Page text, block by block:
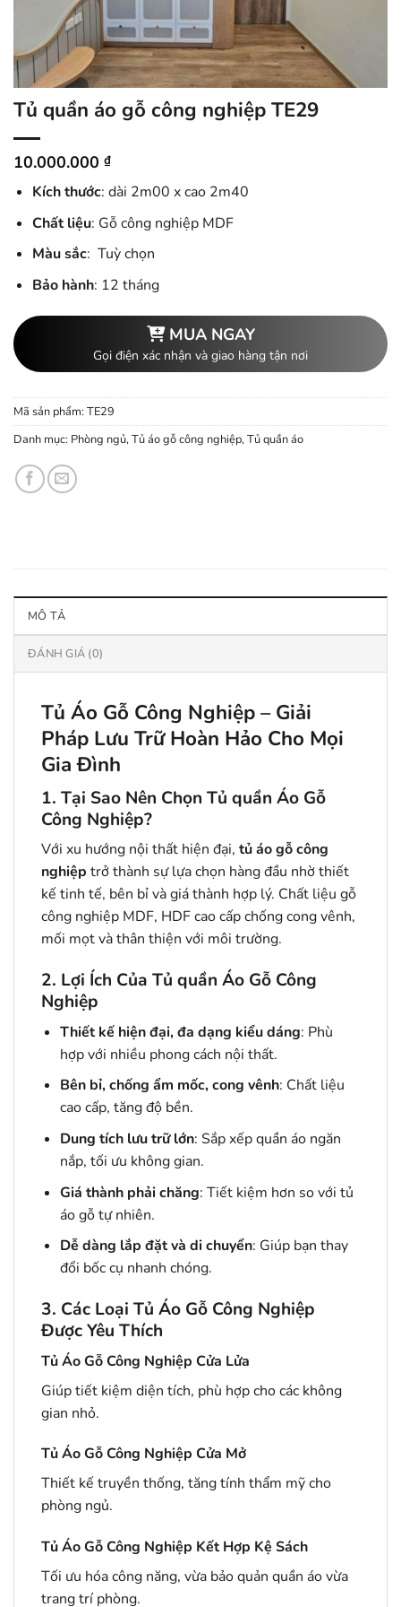
Tủ quần áo gỗ công nghiệp TE29
10.000.000 ₫
Kích thước: dài 2m00 x cao 2m40
Chất liệu: Gỗ công nghiệp MDF
Màu sắc: Tuỳ chọn
Bảo hành: 12 tháng
MUA NGAY
Gọi điện xác nhận và giao hàng tận nơi
Mã sản phẩm: TE29
Danh mục: Phòng ngủ,Tủ áo gỗ công nghiệp,Tủ quần áo
MÔ TẢ
ĐÁNH GIÁ (0)
Tủ Áo Gỗ Công Nghiệp – Giải
Pháp Lưu Trữ Hoàn Hảo Cho Mọi
Gia Đình
1. Tại Sao Nên Chọn Tủ quần Áo Gỗ
Công Nghiệp?
Với xu hướng nội thất hiện đại, tủ áo gỗ công
nghiệp trở thành sự lựa chọn hàng đầu nhờ thiết
kế tinh tế, bên bỉ và giá thành hợp lý. Chất liệu gỗ
công nghiệp MDF, HDF cao cấp chống cong vênh,
mối mọt và thân thiện với môi trường.
2. Lợi Ích Của Tủ quần Áo Gỗ Công
Nghiệp
Thiết kế hiện đại, đa dạng kiểu dáng: Phù
hợp với nhiều phong cách nội thất.
Bên bỉ, chống ẩm mốc, cong vênh: Chất liệu
cao cấp, tăng độ bền.
Dung tích lưu trữ lớn: Sắp xếp quần áo ngăn
nắp, tối ưu không gian.
Giá thành phải chăng: Tiết kiệm hơn so với tủ
áo gỗ tự nhiên.
Dễ dàng lắp đặt và di chuyển: Giúp bạn thay
đổi bốc cụ nhanh chóng.
3. Các Loại Tủ Áo Gỗ Công Nghiệp
Được Yêu Thích
Tủ Áo Gỗ Công Nghiệp Cửa Lửa
Giúp tiết kiệm diện tích, phù hợp cho các không
gian nhỏ.
Tủ Áo Gỗ Công Nghiệp Cửa Mở
Thiết kế truyền thống, tăng tính thẩm mỹ cho
phòng ngủ.
Tủ Áo Gỗ Công Nghiệp Kết Hợp Kệ Sách
Tối ưu hóa công năng, vừa bảo quản quần áo vừa
trang trí phòng.